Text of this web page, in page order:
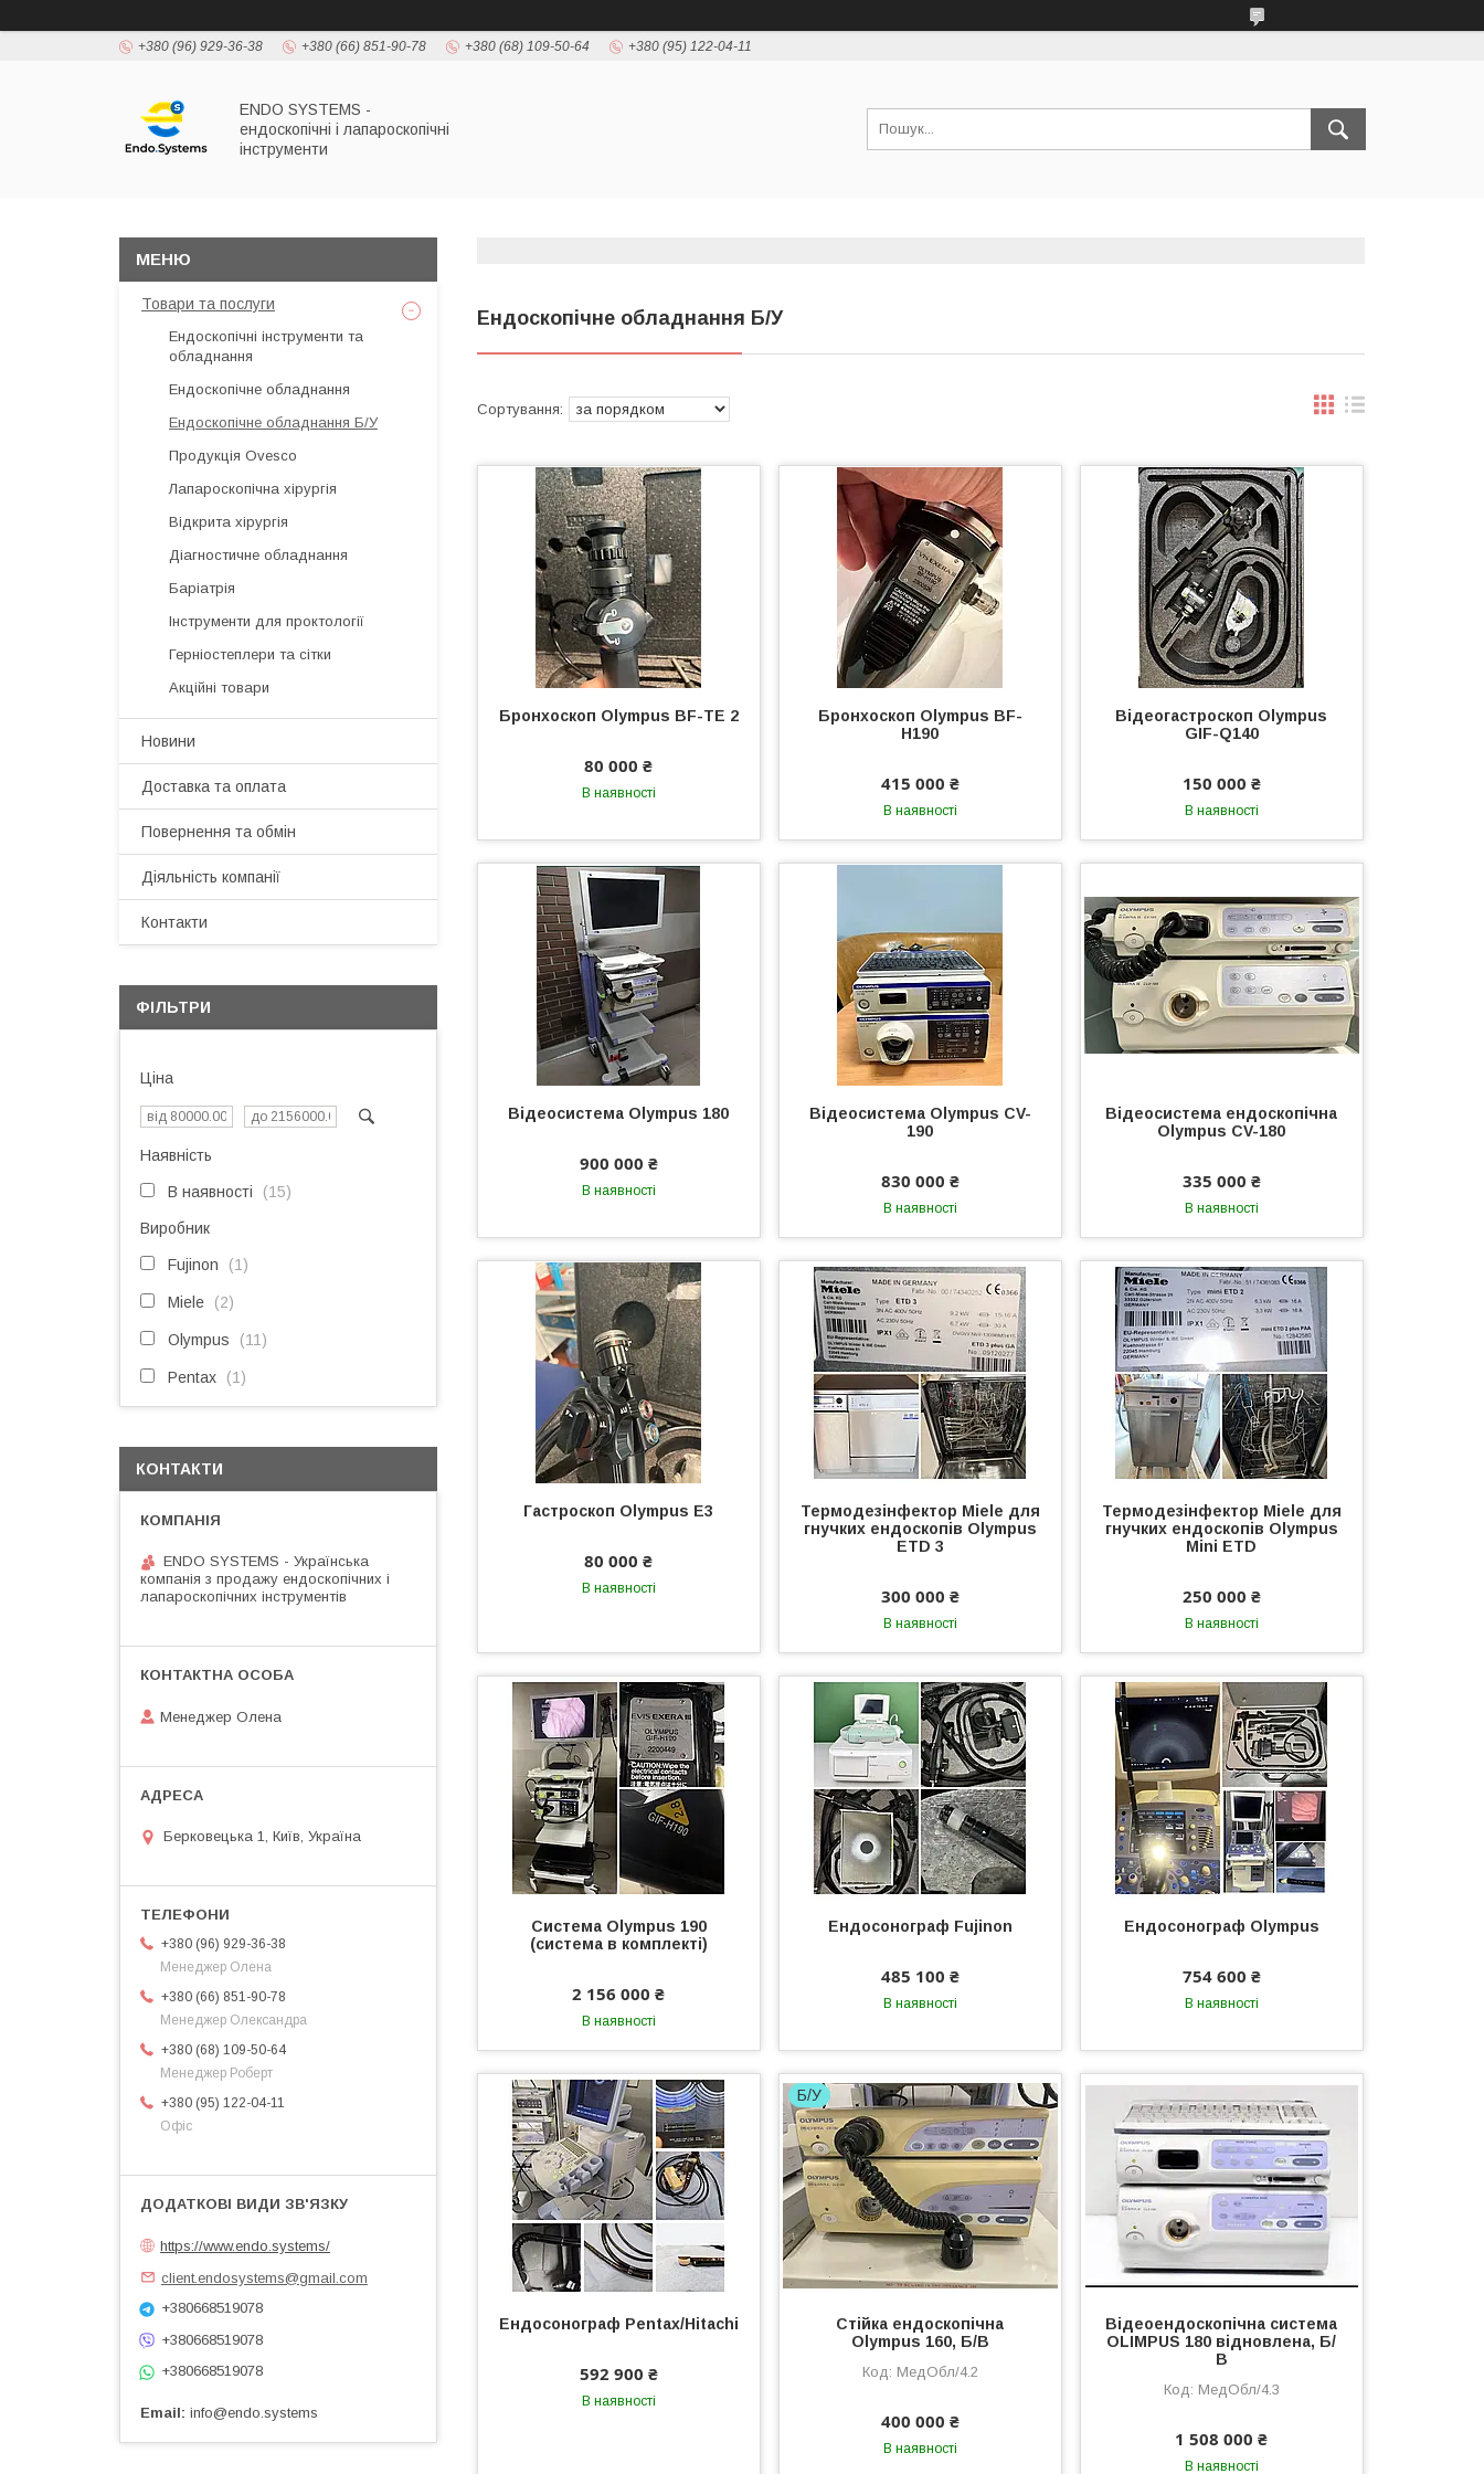
+380 (96) 929-36-38 +380 (66) 851-90-78 +380 (68) 109-50-64 +380 (95) 122-04-11
ENDO SYSTEMS -
ендоскопічні і лапароскопічні
інструменти
Ендоскопічне обладнання Б/У
Бронхоскоп Olympus BF-TE 2
80 000 ₴
В наявності
Бронхоскоп Olympus BF-
H190
415 000 ₴
В наявності
Відеогастроскоп Olympus
GIF-Q140
150 000 ₴
В наявності
Відеосистема Olympus 180
900 000 ₴
В наявності
Відеосистема Olympus CV-
190
830 000 ₴
В наявності
Відеосистема ендоскопічна
Olympus CV-180
335 000 ₴
В наявності
Гастроскоп Olympus E3
80 000 ₴
В наявності
Термодезінфектор Miele для
гнучких ендоскопів Olympus
ETD 3
300 000 ₴
В наявності
Термодезінфектор Miele для
гнучких ендоскопів Olympus
Mini ETD
250 000 ₴
В наявності
Система Olympus 190
(система в комплекті)
2 156 000 ₴
В наявності
Ендосонограф Fujinon
485 100 ₴
В наявності
Ендосонограф Olympus
754 600 ₴
В наявності
Ендосонограф Pentax/Hitachi
592 900 ₴
В наявності
Б/У
Стійка ендоскопічна
Olympus 160, Б/В
МедОбл/4.2
400 000 ₴
В наявності
Відеоендоскопічна система
OLIMPUS 180 відновлена, Б/
В
МедОбл/4.3
1 508 000 ₴
В наявності
Товари та послуги
Ендоскопічні інструменти та
обладнання
Ендоскопічне обладнання
Ендоскопічне обладнання Б/У
Продукція Ovesco
Лапароскопічна хірургія
Відкрита хірургія
Діагностичне обладнання
Баріатрія
Інструменти для проктології
Герніостеплери та сітки
Акційні товари
Новини
Доставка та оплата
Повернення та обмін
Діяльність компанії
Контакти
ФІЛЬТРИ
Ціна
Наявність
В наявності 15
Виробник
Fujinon 1
Miele 2
Olympus 11
Pentax 1
КОНТАКТИ
ENDO SYSTEMS - Українська
компанія з продажу ендоскопічних і
лапароскопічних інструментів
Менеджер Олена
Берковецька 1, Київ, Україна
+380 (96) 929-36-38
Менеджер Олена
+380 (66) 851-90-78
Менеджер Олександра
+380 (68) 109-50-64
Менеджер Роберт
+380 (95) 122-04-11
Офіс
https://www.endo.systems/
client.endosystems@gmail.com
+380668519078
+380668519078
+380668519078
Email info@endo.systems